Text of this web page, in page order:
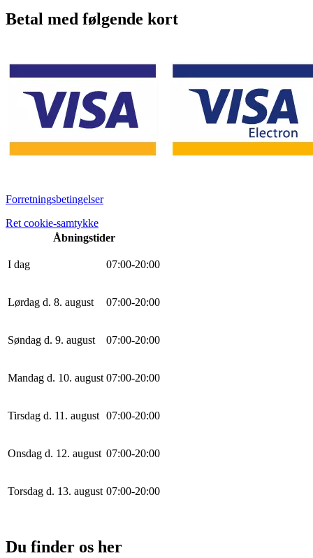
Betal med følgende kort
Forretningsbetingelser
Ret cookie-samtykke
Åbningstider
I dag 07:00-20:00
Lørdag d. 8. august 07:00-20:00
Søndag d. 9. august 07:00-20:00
Mandag d. 10. august 07:00-20:00
Tirsdag d. 11. august 07:00-20:00
Onsdag d. 12. august 07:00-20:00
Torsdag d. 13. august 07:00-20:00
Du finder os her